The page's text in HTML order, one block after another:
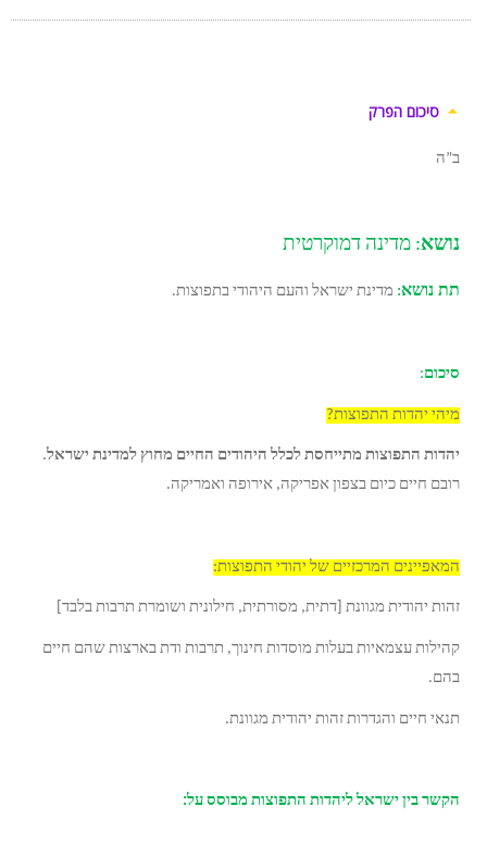
סיכום הפרק
ב”ה
נושא: מדינה דמוקרטית
תת נושא: מדינת ישראל והעם היהודי בתפוצות.
סיכום:
מיהי יהדות התפוצות?
יהדות התפוצות מתייחסת לכלל היהודים החיים מחוץ למדינת ישראל.
רובם חיים כיום בצפון אפריקה, אירופה ואמריקה.
המאפיינים המרכזיים של יהודי התפוצות:
זהות יהודית מגוונת [דתית, מסורתית, חילונית ושומרת תרבות בלבד]
קהילות עצמאיות בעלות מוסדות חינוך, תרבות ודת בארצות שהם חיים
בהם.
תנאי חיים והגדרות זהות יהודית מגוונת.
הקשר בין ישראל ליהדות התפוצות מבוסס על: